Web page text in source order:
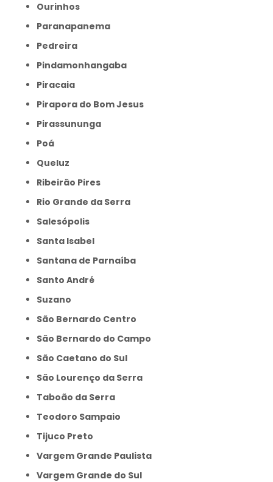
Ourinhos
Paranapanema
Pedreira
Pindamonhangaba
Piracaia
Pirapora do Bom Jesus
Pirassununga
Poá
Queluz
Ribeirão Pires
Rio Grande da Serra
Salesópolis
Santa Isabel
Santana de Parnaíba
Santo André
Suzano
São Bernardo Centro
São Bernardo do Campo
São Caetano do Sul
São Lourenço da Serra
Taboão da Serra
Teodoro Sampaio
Tijuco Preto
Vargem Grande Paulista
Vargem Grande do Sul